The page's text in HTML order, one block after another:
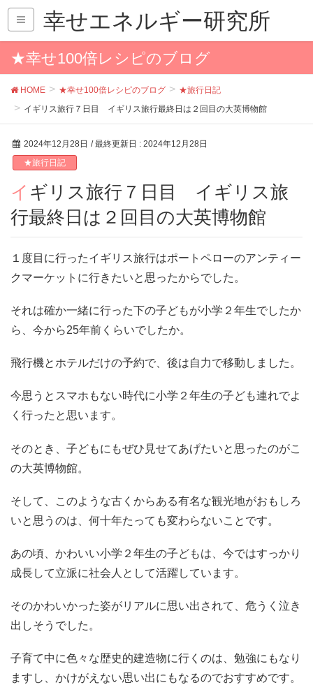
幸せエネルギー研究所
★幸せ100倍レシピのブログ
HOME ★幸せ100倍レシピのブログ
★旅行日記
イギリス旅行７日目 イギリス旅行最終日は２回目の大英博物館
2024年12月28日 / 最終更新日 : 2024年12月28日
★旅行日記
イギリス旅行７日目 イギリス旅
行最終日は２回目の大英博物館
１度目に行ったイギリス旅行はポートペローのアンティー
クマーケットに行きたいと思ったからでした。
それは確か一緒に行った下の子どもが小学２年生でしたか
ら、今から25年前くらいでしたか。
飛行機とホテルだけの予約で、後は自力で移動しました。
今思うとスマホもない時代に小学２年生の子ども連れでよ
く行ったと思います。
そのとき、子どもにもぜひ見せてあげたいと思ったのがこ
の大英博物館。
そして、このような古くからある有名な観光地がおもしろ
いと思うのは、何十年たっても変わらないことです。
あの頃、かわいい小学２年生の子どもは、今ではすっかり
成長して立派に社会人として活躍しています。
そのかわいかった姿がリアルに思い出されて、危うく泣き
出しそうでした。
子育て中に色々な歴史的建造物に行くのは、勉強にもなり
ますし、かけがえない思い出にもなるのでおすすめです。